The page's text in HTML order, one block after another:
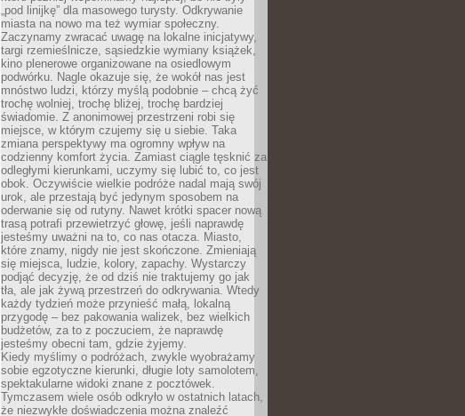
„pod linijkę” dla masowego turysty. Odkrywanie
miasta na nowo ma też wymiar społeczny.
Zaczynamy zwracać uwagę na lokalne inicjatywy,
targi rzemieślnicze, sąsiedzkie wymiany książek,
kino plenerowe organizowane na osiedlowym
podwórku. Nagle okazuje się, że wokół nas jest
mnóstwo ludzi, którzy myślą podobnie – chcą żyć
trochę wolniej, trochę bliżej, trochę bardziej
świadomie. Z anonimowej przestrzeni robi się
miejsce, w którym czujemy się u siebie. Taka
zmiana perspektywy ma ogromny wpływ na
codzienny komfort życia. Zamiast ciągle tęsknić za
odległymi kierunkami, uczymy się lubić to, co jest
obok. Oczywiście wielkie podróże nadal mają swój
urok, ale przestają być jedynym sposobem na
oderwanie się od rutyny. Nawet krótki spacer nową
trasą potrafi przewietrzyć głowę, jeśli naprawdę
jesteśmy uważni na to, co nas otacza. Miasto,
które znamy, nigdy nie jest skończone. Zmieniają
się miejsca, ludzie, kolory, zapachy. Wystarczy
podjąć decyzję, że od dziś nie traktujemy go jak
tła, ale jak żywą przestrzeń do odkrywania. Wtedy
każdy tydzień może przynieść małą, lokalną
przygodę – bez pakowania walizek, bez wielkich
budżetów, za to z poczuciem, że naprawdę
jesteśmy obecni tam, gdzie żyjemy.
Kiedy myślimy o podróżach, zwykle wyobrażamy
sobie egzotyczne kierunki, długie loty samolotem,
spektakularne widoki znane z pocztówek.
Tymczasem wiele osób odkryło w ostatnich latach,
że niezwykłe doświadczenia można znaleźć